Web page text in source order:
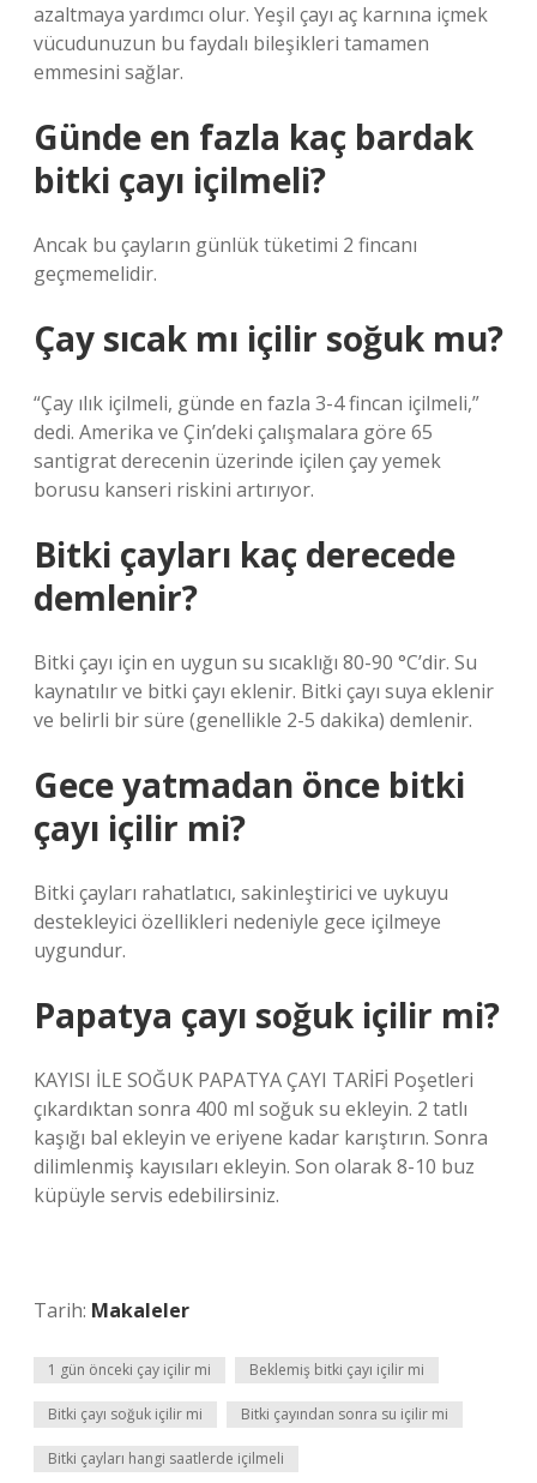
azaltmaya yardımcı olur. Yeşil çayı aç karnına içmek
vücudunuzun bu faydalı bileşikleri tamamen
emmesini sağlar.
Günde en fazla kaç bardak
bitki çayı içilmeli?
Ancak bu çayların günlük tüketimi 2 fincanı
geçmemelidir.
Çay sıcak mı içilir soğuk mu?
“Çay ılık içilmeli, günde en fazla 3-4 fincan içilmeli,”
dedi. Amerika ve Çin’deki çalışmalara göre 65
santigrat derecenin üzerinde içilen çay yemek
borusu kanseri riskini artırıyor.
Bitki çayları kaç derecede
demlenir?
Bitki çayı için en uygun su sıcaklığı 80-90 °C’dir. Su
kaynatılır ve bitki çayı eklenir. Bitki çayı suya eklenir
ve belirli bir süre (genellikle 2-5 dakika) demlenir.
Gece yatmadan önce bitki
çayı içilir mi?
Bitki çayları rahatlatıcı, sakinleştirici ve uykuyu
destekleyici özellikleri nedeniyle gece içilmeye
uygundur.
Papatya çayı soğuk içilir mi?
KAYISI İLE SOĞUK PAPATYA ÇAYI TARİFİ Poşetleri
çıkardıktan sonra 400 ml soğuk su ekleyin. 2 tatlı
kaşığı bal ekleyin ve eriyene kadar karıştırın. Sonra
dilimlenmiş kayısıları ekleyin. Son olarak 8-10 buz
küpüyle servis edebilirsiniz.
Tarih: Makaleler
1 gün önceki çay içilir mi Beklemiş bitki çayı içilir mi
Bitki çayı soğuk içilir mi Bitki çayından sonra su içilir mi
Bitki çayları hangi saatlerde içilmeli